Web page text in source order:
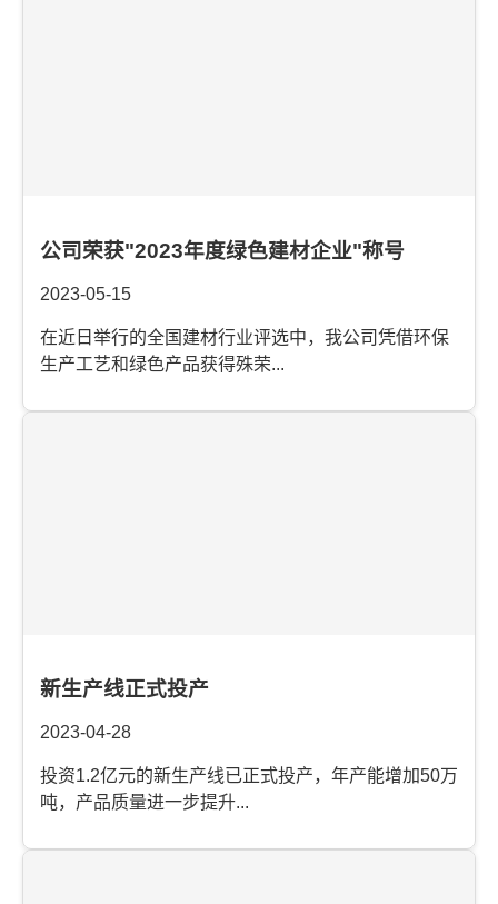
公司荣获"2023年度绿色建材企业"称号
2023-05-15
在近日举行的全国建材行业评选中，我公司凭借环保
生产工艺和绿色产品获得殊荣...
新生产线正式投产
2023-04-28
投资1.2亿元的新生产线已正式投产，年产能增加50万
吨，产品质量进一步提升...